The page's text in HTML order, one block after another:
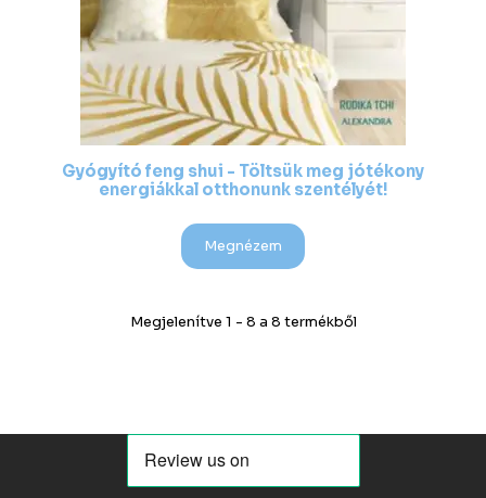
Gyógyító feng shui - Töltsük meg jótékony
energiákkal otthonunk szentélyét!
Megnézem
Megjelenítve 1 - 8 a 8 termékből